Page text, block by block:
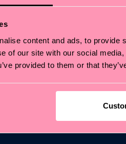
content and ads, to
of our site with our social
provided to them or that
primo
Entra nel mondo Happy Socks:
news e
Email
*Non cumulabile con altre